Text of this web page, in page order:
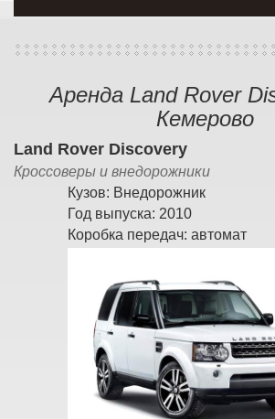
Аренда Land Rover
Кемерово
Land Rover Discovery
Кроссоверы и внедорожники
Кузов: Внедорожник
Год выпуска: 2010
Коробка передач: автомат